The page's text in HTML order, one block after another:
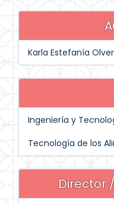
Karla Estefanía
Ingeniería y
Tecnología de los
Director